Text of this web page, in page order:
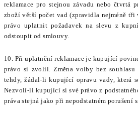
reklamace pro stejnou závadu nebo čtvrtá
zboží větší počet vad (zpravidla nejméně tři
právo uplatnit požadavek na slevu z
odstoupit od smlouvy.
10. Při uplatnění reklamace je kupující
právo si zvolil. Změna volby bez
tehdy, žádal-li kupující opravu vady, která
Nezvolí-li kupující si své právo z
práva stejná jako při nepodstatném porušení